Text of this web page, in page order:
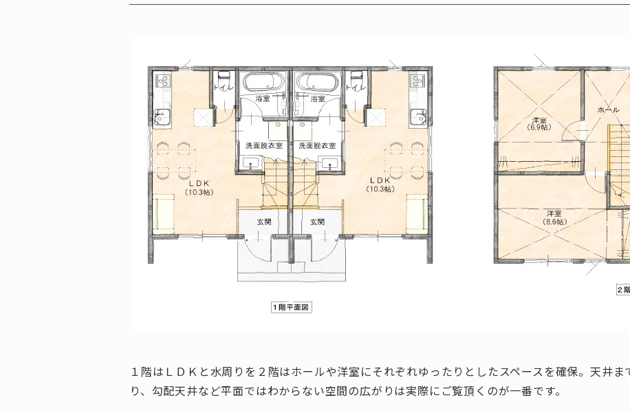
１階はＬＤＫと水周りを２階はホールや洋室にそれぞれゆったりとしたスペースを確保。天井
り、勾配天井など平面ではわからない空間の広がりは実際にご覧頂くのが一番です。